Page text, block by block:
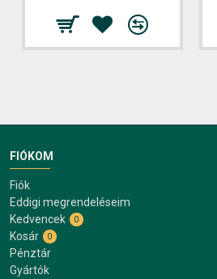
FIÓKOM
Fiók
Eddigi megrendeléseim
Kedvencek
0
Kosár 0
Pénztár
Gyártók